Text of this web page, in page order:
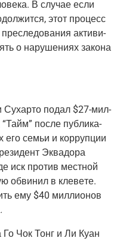
В слу­чае если
этот про­цесс
акти­ви­
о нару­ше­ни­ях зако­на
Сухар­то подал $27-мил­
после пуб­ли­ка­
семьи и кор­руп­ции
Эква­до­ра
иск про­тив мест­ной
обви­нил в кле­ве­те.
ему $40 мил­ли­о­нов
Чок Тонг и Ли Куан